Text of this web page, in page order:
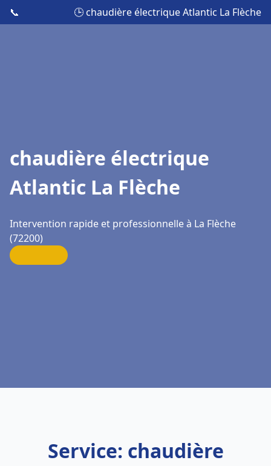
📞 🕒 chaudière électrique Atlantic La Flèche
chaudière électrique
Atlantic La Flèche
Intervention rapide et professionnelle à La Flèche
(72200)
Service: chaudière